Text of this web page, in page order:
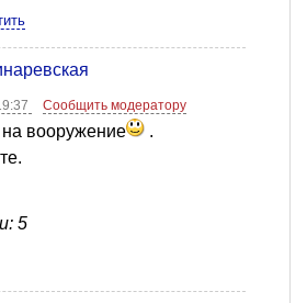
Сообщить модератору
на вооружение
.
5